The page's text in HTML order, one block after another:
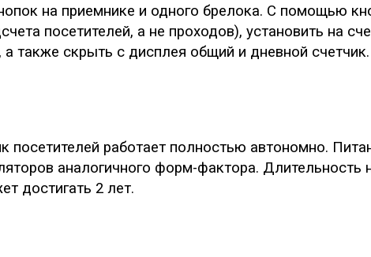
на приемнике и одного брелока. С помощью
посетителей, а не проходов), установить на
а также скрыть с дисплея общий и дневной счетчик.
посетителей работает полностью автономно.
аналогичного форм-фактора. Длительность
достигать 2 лет.